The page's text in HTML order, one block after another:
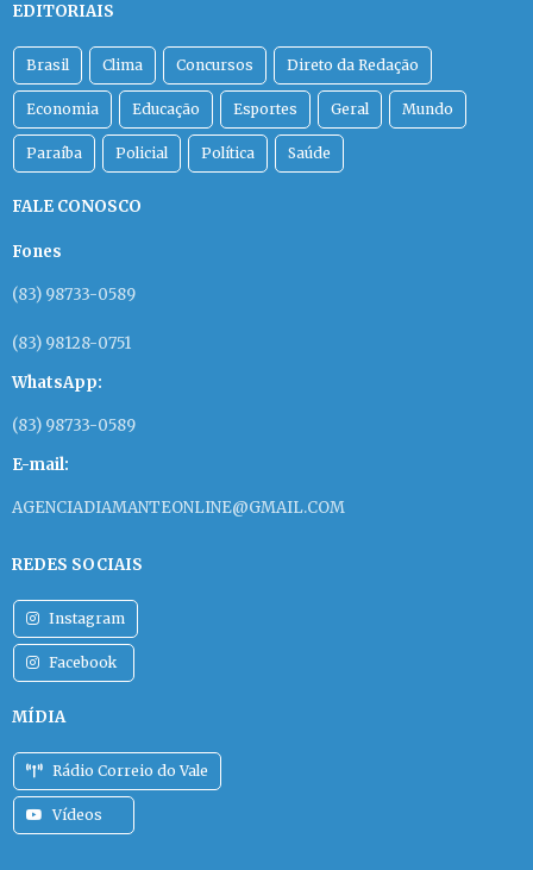
EDITORIAIS
Brasil Clima Concursos Direto da Redação
Economia Educação Esportes Geral Mundo
Paraíba Policial Política Saúde
FALE CONOSCO
Fones
(83) 98733-0589
(83) 98128-0751
WhatsApp:
(83) 98733-0589
E-mail:
AGENCIADIAMANTEONLINE@GMAIL.COM
REDES SOCIAIS
Instagram
Facebook
MÍDIA
Rádio Correio do Vale
Vídeos